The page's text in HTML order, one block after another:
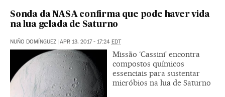
Sonda da NASA confirma que pode haver vida
na lua gelada de Saturno
NUÑO DOMÍNGUEZ | APR 13, 2017 - 17:24 EDT
Missão ‘Cassini’ encontra
compostos químicos
essenciais para sustentar
micróbios na lua de Saturno